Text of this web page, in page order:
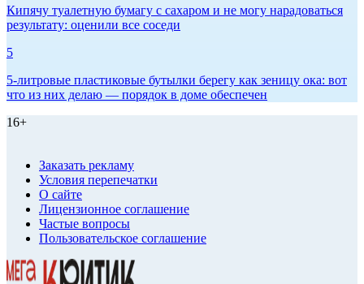
Кипячу туалетную бумагу с сахаром и не могу нарадоваться
результату: оценили все соседи
5
5-литровые пластиковые бутылки берегу как зеницу ока: вот
что из них делаю — порядок в доме обеспечен
16+
Заказать рекламу
Условия перепечатки
О сайте
Лицензионное соглашение
Частые вопросы
Пользовательское соглашение